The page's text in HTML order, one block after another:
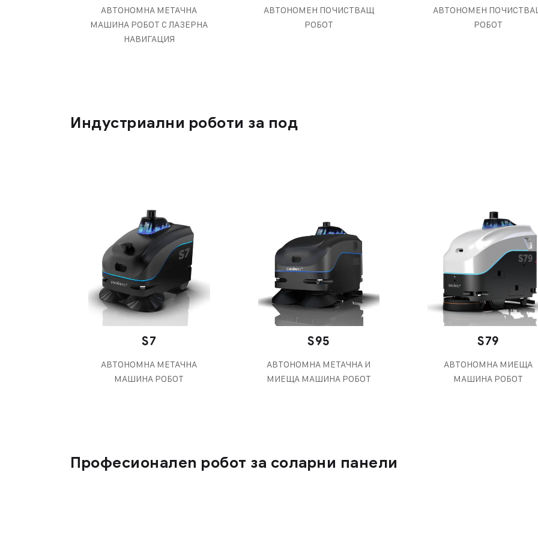
AВТОНОМНА МЕТАЧНА
МАШИНА РОБОТ С ЛАЗЕРНА
НАВИГАЦИЯ
АВТОНОМЕН ПОЧИСТВАЩ
РОБОТ
АВТОНОМЕН
РОБОТ
Индустриални роботи за под
S7
АВТОНОМНА МЕТАЧНА
МАШИНА РОБОТ
S95
АВТОНОМНА МЕТАЧНА И
МИЕЩА МАШИНА РОБОТ
S79
АВТОНОМНА МИЕЩА
МАШИНА РОБОТ
Професионалen робот за соларни панели